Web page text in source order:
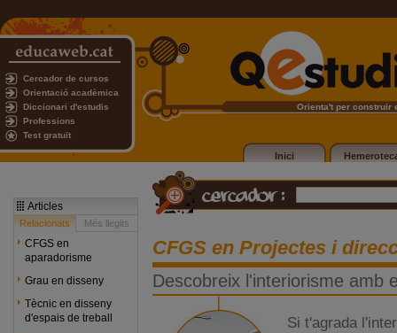
Cercador de cursos
Orientació acadèmica
Diccionari d'estudis
Professions
Test gratuït
Orienta't per construir
Inici
Articles
Relacionats Més llegits
CFGS en
aparadorisme
Grau en disseny
Tècnic en disseny
d'espais de treball
CFGS en Projectes i
Descobreix l'interiorisme amb
Si t'agrada